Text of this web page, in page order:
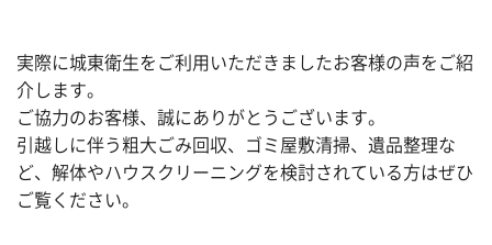
実際に城東衛生をご利用いただきましたお客様の声をご紹
介します。
ご協力のお客様、誠にありがとうございます。
引越しに伴う粗大ごみ回収、ゴミ屋敷清掃、遺品整理な
ど、解体やハウスクリーニングを検討されている方はぜひ
ご覧ください。